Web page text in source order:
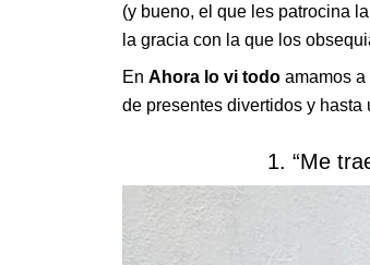
(y bueno, el que les patrocina
la gracia con la que los
En Ahora lo vi todo amamos
de presentes divertidos y
1. “Me